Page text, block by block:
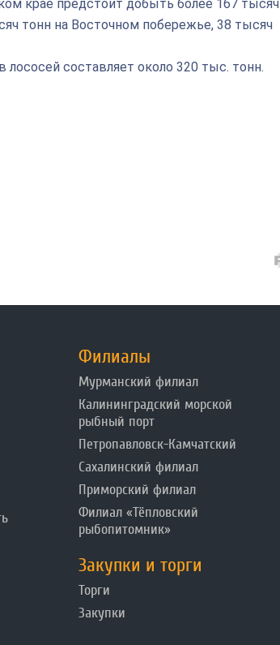
крае предстоит добыть более 167 тысяч
тонн на Восточном побережье, 38 тысяч
составляет около 320 тыс. тонн.
Филиалы
Мурманский филиал
Калининградский морской
рыбный порт
Петропавловск-Камчатский
Сахалинский филиал
Приморский филиал
Филиал «Тёпловский
рыбопитомник»
Закупки и торги
Торги
Закупки